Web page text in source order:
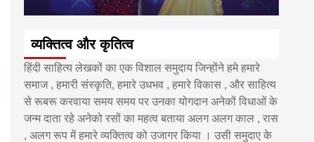
व्यक्तित्व और कृतित्व
हिंदी साहित्य लेखकों का एक विशाल समुदाय जिन्होंने हमे हमारे
समाज , हमारी संस्कृति, हमारे उधभव , हमारे विकास , और साहित्य
से रूबरू करवाया समय समय पर उनका योगदान अनेकों विधाओं के
जन्म दाता रहे अनेको रसों का महत्व बताया अलग अलग काल , रास
, अलग रूप में हमारे व्यक्तित्व को उजागर किया । उसी समुदाए के